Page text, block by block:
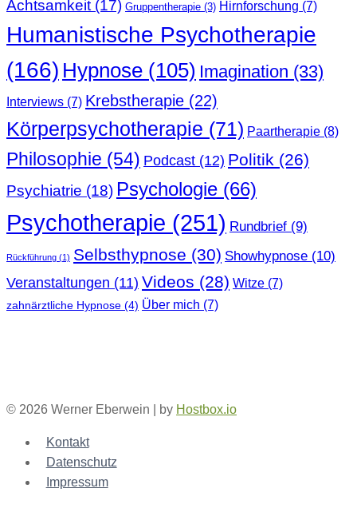
Achtsamkeit (17) Gruppentherapie (3) Hirnforschung (7)
Humanistische Psychotherapie
(166) Hypnose (105) Imagination (33)
Interviews (7) Krebstherapie (22)
Körperpsychotherapie (71) Paartherapie (8)
Philosophie (54) Podcast (12) Politik (26)
Psychiatrie (18) Psychologie (66)
Psychotherapie (251) Rundbrief (9)
Rückführung (1) Selbsthypnose (30) Showhypnose (10)
Veranstaltungen (11) Videos (28) Witze (7)
zahnärztliche Hypnose (4) Über mich (7)
© 2026 Werner Eberwein | by Hostbox.io
Kontakt
Datenschutz
Impressum